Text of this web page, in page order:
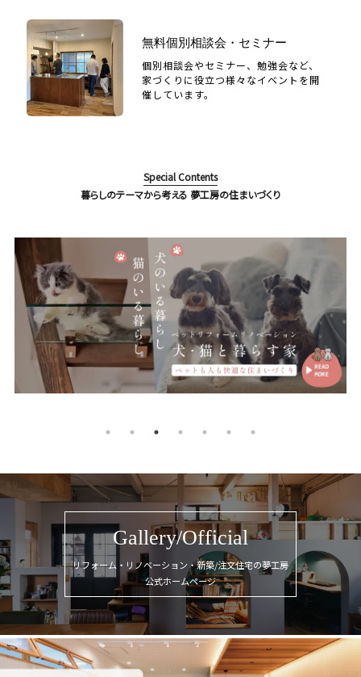
無料個別相談会・セミナー
個別相談会やセミナー、勉強会など、
家づくりに役立つ様々なイベントを開
催しています。
Special Contents
暮らしのテーマから考える 夢工房の住まいづくり
Gallery/Official
リフォーム・リノベーション・新築/注文住宅の夢工房
公式ホームページ